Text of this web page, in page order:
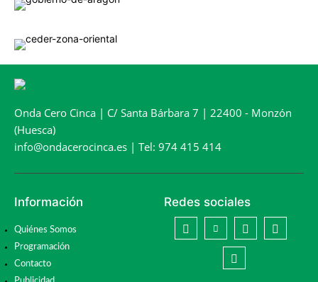
Onda Cero Cinca | C/ Santa Bárbara 7 | 22400 - Monzón
(Huesca)
info@ondacerocinca.es | Tel: 974 415 414
Información
Quiénes Somos
Programación
Contacto
Redes sociales